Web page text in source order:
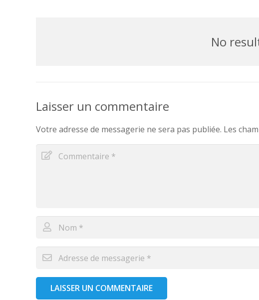
No
Laisser un commentaire
Votre adresse de messagerie ne sera pas publiée. Les
LAISSER UN COMMENTAIRE